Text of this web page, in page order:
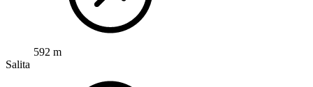
592 m
Salita